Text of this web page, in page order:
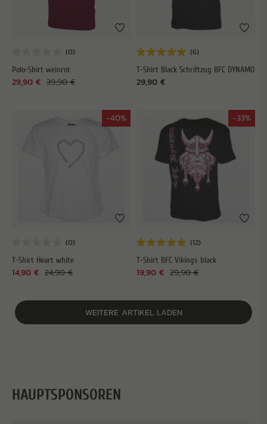
Polo-Shirt weinrot
39,90 €
29,90 €
T-Shirt Black Schriftzug BFC DYNAMO
29,90 €
-40%
T-Shirt Heart white
24,90 €
14,90 €
-33%
T-Shirt BFC Vikings black
29,90 €
19,90 €
WEITERE ARTIKEL LADEN
HAUPTSPONSOREN